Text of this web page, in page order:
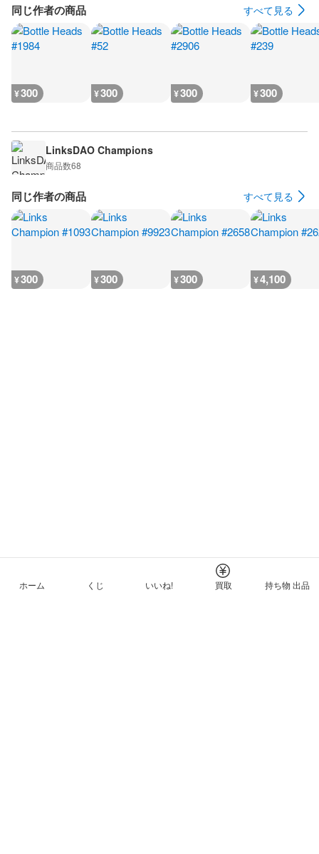
同じ作者の商品 すべて見る
¥300 ¥300 ¥300 ¥300
LinksDAO Champions
商品数68
同じ作者の商品 すべて見る
¥300 ¥300 ¥300 ¥4,100
ホーム くじ いいね! 買取 持ち物 出品